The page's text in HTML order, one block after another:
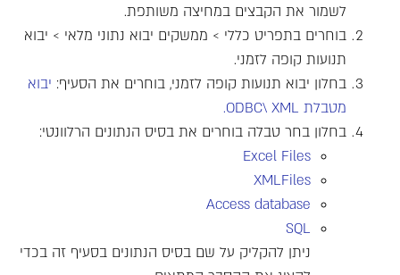
לשמור את הקבצים במחיצה משותפת.
בוחרים בתפריט כללי > ממשקים יבוא נתוני מלאי > יבוא
תנועות קופה לזמני.
בחלון יבוא תנועות קופה לזמני, בוחרים את הסעיף: יבוא
מטבלת ODBC\ XML.
בחלון בחר טבלה בוחרים את בסיס הנתונים הרלוונטי:
Excel Files
XMLFiles
Access database
SQL
ניתן להקליק על שם בסיס הנתונים בסעיף זה בכדי